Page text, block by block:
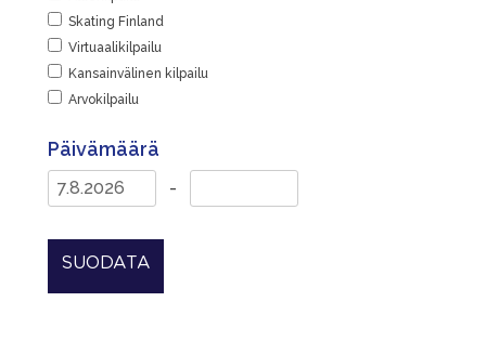
Skating Finland
Virtuaalikilpailu
Kansainvälinen kilpailu
Arvokilpailu
Päivämäärä
-
SUODATA